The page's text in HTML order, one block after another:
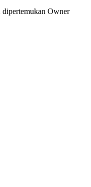
dipertemukan Owner